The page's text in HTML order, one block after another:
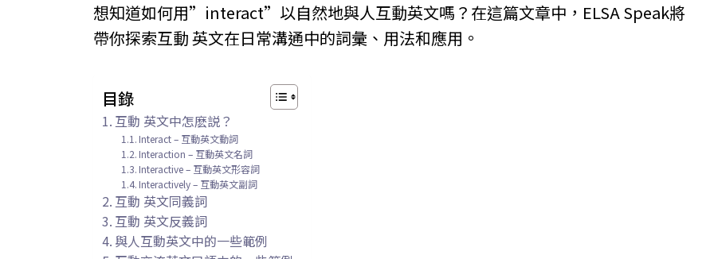
想知道如何用”interact”以自然地與人互動英文嗎？在這篇文章中，ELSA Speak將
帶你探索互動 英文在日常溝通中的詞彙、用法和應用。
目錄
互動 英文中怎麽説？
Interact – 互動英文動詞
Interaction – 互動英文名詞
Interactive – 互動英文形容詞
Interactively – 互動英文副詞
互動 英文同義詞
互動 英文反義詞
與人互動英文中的一些範例